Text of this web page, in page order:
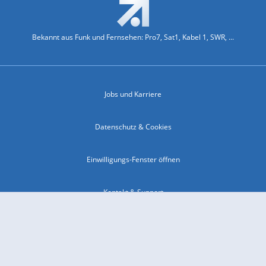
Bekannt aus Funk und Fernsehen: Pro7, Sat1, Kabel 1, SWR, ...
Jobs und Karriere
Datenschutz & Cookies
Einwilligungs-Fenster öffnen
Kontakt & Support